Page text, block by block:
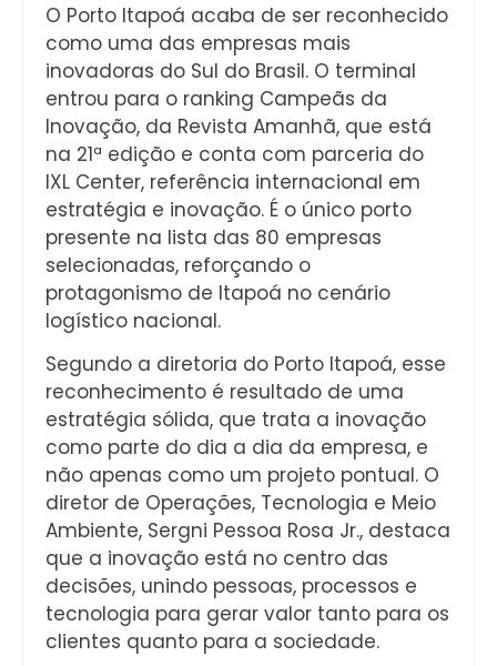
O Porto Itapoá acaba de ser reconhecido
como uma das empresas mais
inovadoras do Sul do Brasil. O terminal
entrou para o ranking Campeãs da
Inovação, da Revista Amanhã, que está
na 21ª edição e conta com parceria do
IXL Center, referência internacional em
estratégia e inovação. É o único porto
presente na lista das 80 empresas
selecionadas, reforçando o
protagonismo de Itapoá no cenário
logístico nacional.
Segundo a diretoria do Porto Itapoá, esse
reconhecimento é resultado de uma
estratégia sólida, que trata a inovação
como parte do dia a dia da empresa, e
não apenas como um projeto pontual. O
diretor de Operações, Tecnologia e Meio
Ambiente, Sergni Pessoa Rosa Jr., destaca
que a inovação está no centro das
decisões, unindo pessoas, processos e
tecnologia para gerar valor tanto para os
clientes quanto para a sociedade.